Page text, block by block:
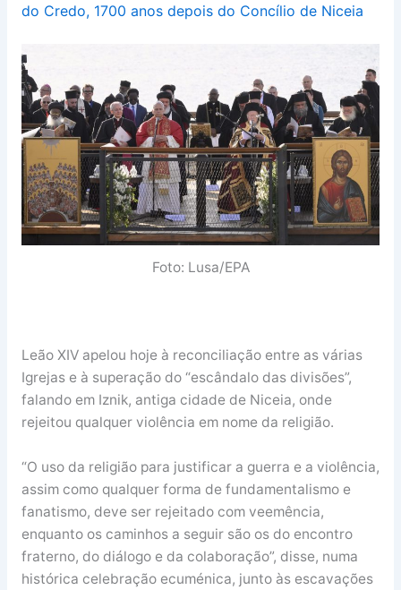
do Credo, 1700 anos depois do Concílio de Niceia
Foto: Lusa/EPA
Leão XIV apelou hoje à reconciliação entre as várias
Igrejas e à superação do “escândalo das divisões”,
falando em Iznik, antiga cidade de Niceia, onde
rejeitou qualquer violência em nome da religião.
“O uso da religião para justificar a guerra e a violência,
assim como qualquer forma de fundamentalismo e
fanatismo, deve ser rejeitado com veemência,
enquanto os caminhos a seguir são os do encontro
fraterno, do diálogo e da colaboração”, disse, numa
histórica celebração ecuménica, junto às escavações